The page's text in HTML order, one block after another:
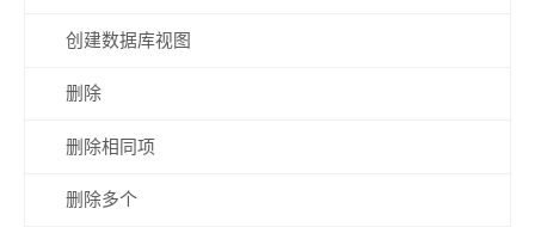
创建数据库视图
删除
删除相同项
删除多个